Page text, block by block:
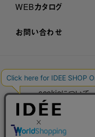
WEBカタログ
お問い合わせ
プライバシーポリシー
cookieについて
特定商取引法に基づく